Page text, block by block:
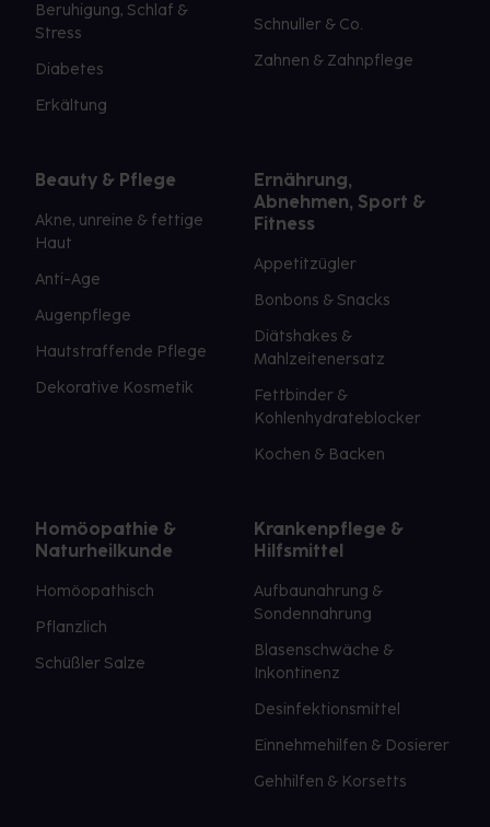
Beruhigung, Schlaf &
Stress
Diabetes
Erkältung
Schnuller & Co.
Zahnen & Zahnpflege
Beauty & Pflege
Akne, unreine & fettige
Haut
Anti-Age
Augenpflege
Hautstraffende Pflege
Dekorative Kosmetik
Ernährung,
Abnehmen, Sport &
Fitness
Appetitzügler
Bonbons & Snacks
Diätshakes &
Mahlzeitenersatz
Fettbinder &
Kohlenhydrateblocker
Kochen & Backen
Homöopathie &
Naturheilkunde
Homöopathisch
Pflanzlich
Schüßler Salze
Krankenpflege &
Hilfsmittel
Aufbaunahrung &
Sondennahrung
Blasenschwäche &
Inkontinenz
Desinfektionsmittel
Einnehmehilfen & Dosierer
Gehhilfen & Korsetts